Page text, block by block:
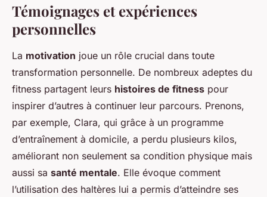
Témoignages et expériences
personnelles
La motivation joue un rôle crucial dans toute
transformation personnelle. De nombreux adeptes du
fitness partagent leurs histoires de fitness pour
inspirer d’autres à continuer leur parcours. Prenons,
par exemple, Clara, qui grâce à un programme
d’entraînement à domicile, a perdu plusieurs kilos,
améliorant non seulement sa condition physique mais
aussi sa santé mentale. Elle évoque comment
l’utilisation des haltères lui a permis d’atteindre ses